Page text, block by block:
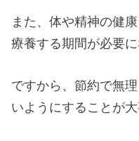
また、体や精神の健
療養する期間が必要に
ですから、節約で無
いようにすることが大